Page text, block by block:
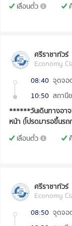
เลื่อนตั๋ว
ศรีราชาทัวร์
Economy
08:40 จุดจอ
10:50 สถานี
******วันเดินทางอาจ
หน้า (โปรดมารอขึ้นร
เลื่อนตั๋ว
ศรีราชาทัวร์
Economy
08:50 จุดจอ